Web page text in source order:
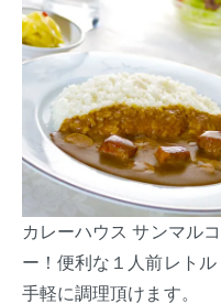
カレーハウス サンマル
ー！便利な１人前レト
手軽に調理頂けます。